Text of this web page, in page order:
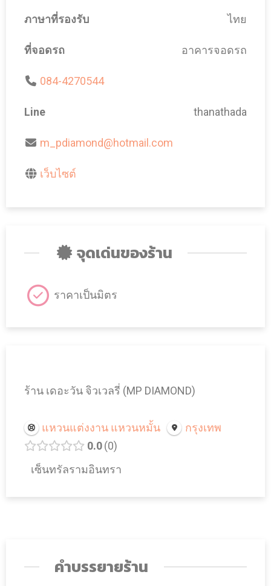
ภาษาที่รองรับ ไทย
ที่จอดรถ อาคารจอดรถ
084-4270544
Line thanathada
m_pdiamond@hotmail.com
เว็บไซต์
จุดเด่นของร้าน
ราคาเป็นมิตร
ร้าน เดอะวัน จิวเวลรี่ (MP DIAMOND)
แหวนแต่งงาน แหวนหมั้น
กรุงเทพ
0.0 0
เซ็นทรัลรามอินทรา
คำบรรยายร้าน